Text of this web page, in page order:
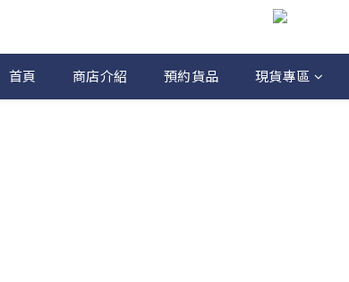
首頁 商店介紹 預約貨品 現貨專區